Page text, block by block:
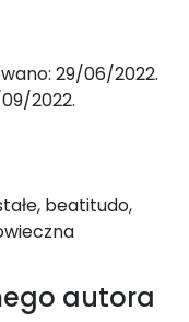
29/06/2022.
2022.
beatitudo,
autora